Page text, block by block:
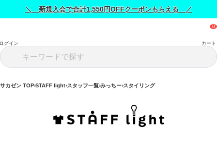
＼ 新規入会で合計1,550円OFFクーポンもらえる ／
グイン カート
サカゼン TOP STAFF light スタッフ一覧 みっちー スタイリング